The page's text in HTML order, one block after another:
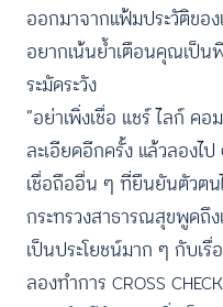
ออกมาจากแฟ้มประวัติขอ
อยากเน้นย้ำเตือนคุณเป็
ระมัดระวัง
“อย่าเพิ่งเชื่อ แชร์ ไลก์ ค
ละเอียดอีกครั้ง แล้วลองไ
เชื่อถืออื่น ๆ ที่ยืนยันตัวตน
กระทรวงสาธารณสุขพูดถึ
เป็นประโยชน์มาก ๆ กับเรื่
ลองทำการ CROSS